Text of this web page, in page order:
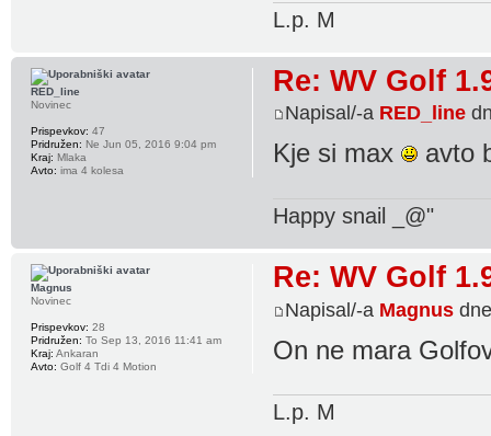
L.p. M
Re: WV Golf
Napisal/-a RED_line
Kje si max avto
Happy snail _@"
RED_line
Novinec
Prispevkov: 47
Pridružen: Ne Jun 05, 2016 9:04 pm
Kraj: Mlaka
Avto: ima 4 kolesa
Re: WV Golf
Napisal/-a Magnus
On ne mara
L.p. M
Magnus
Novinec
Prispevkov: 28
Pridružen: To Sep 13, 2016 11:41 am
Kraj: Ankaran
Avto: Golf 4 Tdi 4 Motion